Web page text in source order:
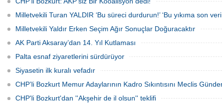
Milletvekili Turan YALDIR ‘Bu süreci durdurun!’ ‘Bu yıkıma son
Milletvekili Yaldır Erken Seçim Ağır Sonuçlar Doğuracaktır
AK Parti Aksaray’dan 14. Yıl Kutlaması
Palta esnaf ziyaretlerini sürdürüyor
Siyasetin ilk kuralı vefadır
CHP’li Bozkurt Memur Adaylarının Kadro Sıkıntısını Meclis
CHP'li Bozkurt'dan ''Akşehir de il olsun'' teklifi